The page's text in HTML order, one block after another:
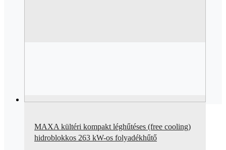
MAXA kültéri kompakt léghűtéses (free cooling)
hidroblokkos 263 kW-os folyadékhűtő